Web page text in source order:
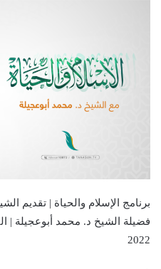
برنامج الإسلام والحياة | تقديم
2022